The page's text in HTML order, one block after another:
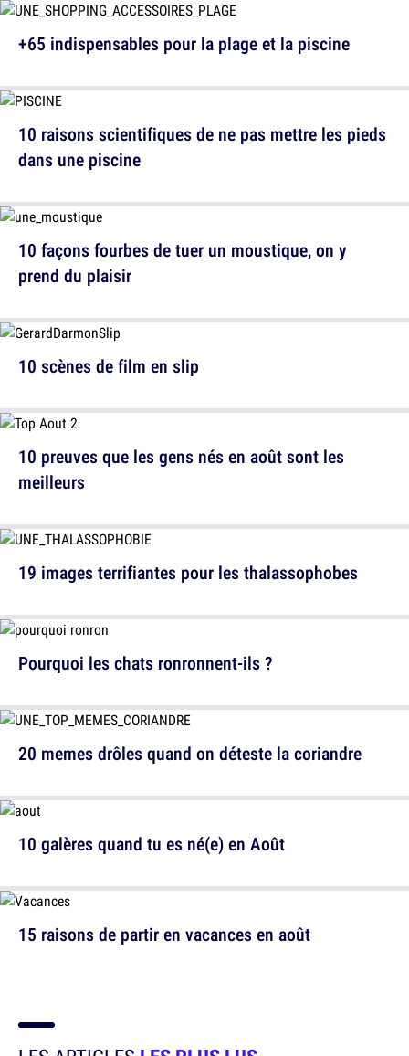
+65 indispensables pour la plage et la piscine
10 façons fourbes de tuer un moustique, on y
prend du plaisir
10 preuves que les gens nés en août sont les
meilleurs
Pourquoi les chats ronronnent-ils ?
10 galères quand tu es né(e) en Août
10 raisons scientifiques de ne pas mettre les pieds
dans une piscine
10 scènes de film en slip
19 images terrifiantes pour les thalassophobes
20 memes drôles quand on déteste la coriandre
15 raisons de partir en vacances en août